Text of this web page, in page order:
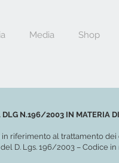
Media Shop
DLG N.196/2003 IN MATERIA
riferimento al trattamento
D. Lgs. 196/2003 –